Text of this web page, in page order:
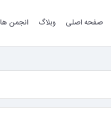
صفحه اصلی وبلاگ انجمن ها